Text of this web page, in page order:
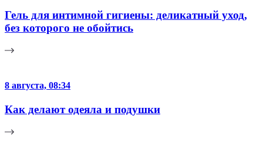
Гель для интимной гигиены: деликатный уход,
без которого не обойтись
8 августа, 08:34
Как делают одеяла и подушки